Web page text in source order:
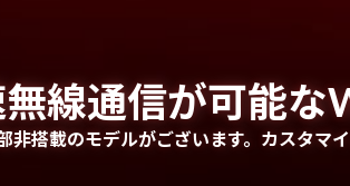
線通信が可能
非搭載のモデルがございます。カスタマ